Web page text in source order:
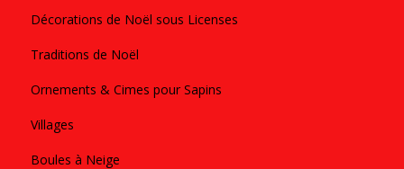
Décorations de Noël sous Licenses
Traditions de Noël
Ornements & Cimes pour Sapins
Villages
Boules à Neige